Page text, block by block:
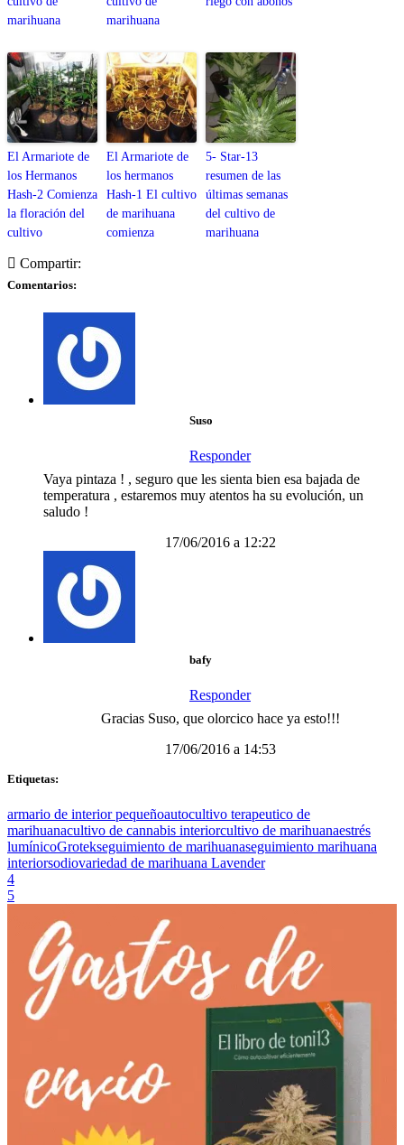
marihuana
marihuana
El Armariote de
los Hermanos
Hash-2 Comienza
la floración del
cultivo
El Armariote de
los hermanos
Hash-1 El cultivo
de marihuana
comienza
5- Star-13
resumen de las
últimas semanas
del cultivo de
marihuana
Compartir:
Comentarios:
Suso
Responder
Vaya pintaza ! , seguro que les sienta bien esa bajada de
temperatura , estaremos muy atentos ha su evolución, un
saludo !
17/06/2016 a 12:22
bafy
Responder
Gracias Suso, que olorcico hace ya esto!!!
17/06/2016 a 14:53
Etiquetas:
armario de interior pequeñoautocultivo terapeutico de
marihuanacultivo de cannabis interiorcultivo de marihuanaestrés
lumínicoGrotekseguimiento de marihuanaseguimiento marihuana
interiorsodiovariedad de marihuana Lavender